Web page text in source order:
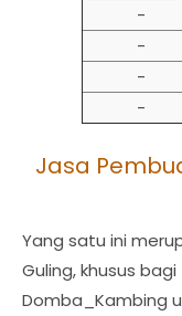
-
-
-
-
Jasa
Yang satu ini
Guling, khusus
Domba_Kambing